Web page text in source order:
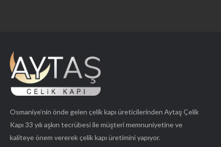
Osmaniye’nin önde gelen çelik kapı üreticilerinden Aytaş Çelik
Kapı 33 yılı aşkın tecrübesi ile müşteri memnuniyetine ve
kaliteye önem vererek çelik kapı üretimini yapıyor.